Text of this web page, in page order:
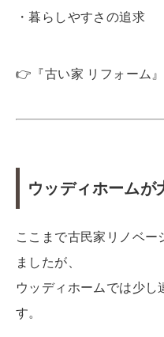
・暮らしやすさの追求
👉 『古い家 リフォーム
ウッディホームが
ここまで古民家リノベー
ましたが、
ウッディホームでは少し
す。